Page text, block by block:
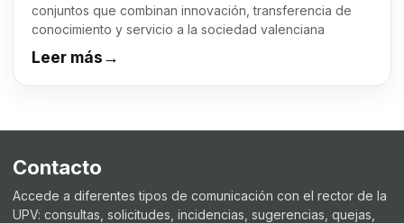
conjuntos que combinan innovación, transferencia de
conocimiento y servicio a la sociedad valenciana
Leer más→
Contacto
Accede a diferentes tipos de comunicación con el rector de la
UPV: consultas, solicitudes, incidencias, sugerencias, quejas,